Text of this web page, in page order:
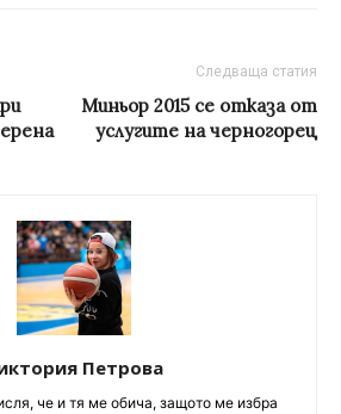
Следваща статия
Миньор 2015 се отказа от
услугите на черногорец
Петрова
че и тя ме обича, защото ме избра